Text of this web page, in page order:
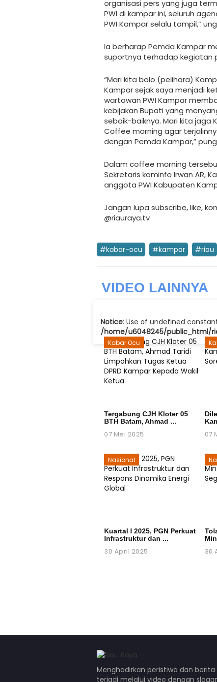
organisasi pers yang juga
PWI di kampar ini, seluruh
PWI Kampar selalu tampil,”
Ia berharap Pemda Kampar
suportnya terhadap kegiatan
“Mari kita bolo (pelihara)
Kampar sejak saya menjadi
wartawan PWI Kampar
kebijakan Bupati yang
sebaik-baiknya. Mari kita jaga
Coffee morning agar
dengan Pemda Kampar,”
Dalam coffee morning
Sekretaris kominfo Irwan AR,
anggota PWI Kabupaten
Jangan lupa subscribe, like,
@riauraya.tv
#kabar-ocu #kampar #riau
VIDEO LAINNYA
Notice: Use of undefined
/home/u6048245/public_html/
Kabar Ocu
Tergabung CJH Kloter 05
BTH Batam, Ahmad ...
07 Mei 2025 07
Nasional
Kuartal I 2025, PGN Perkuat
Infrastruktur dan ...
30 April 2025 30
Menghadirkan peristiwa dan berita
terjadi melalui video dengan